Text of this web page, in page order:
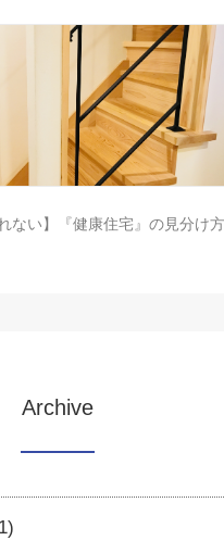
ない】『健康住宅』の見分け方
Archive